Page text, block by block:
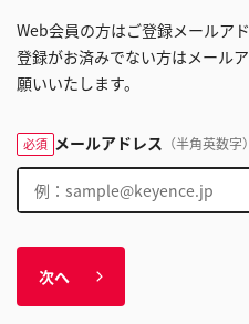
Web会員の方はご登録メールア
登録がお済みでない方はメール
願いいたします。
必須 メールアドレス （半角英数字）
次へ